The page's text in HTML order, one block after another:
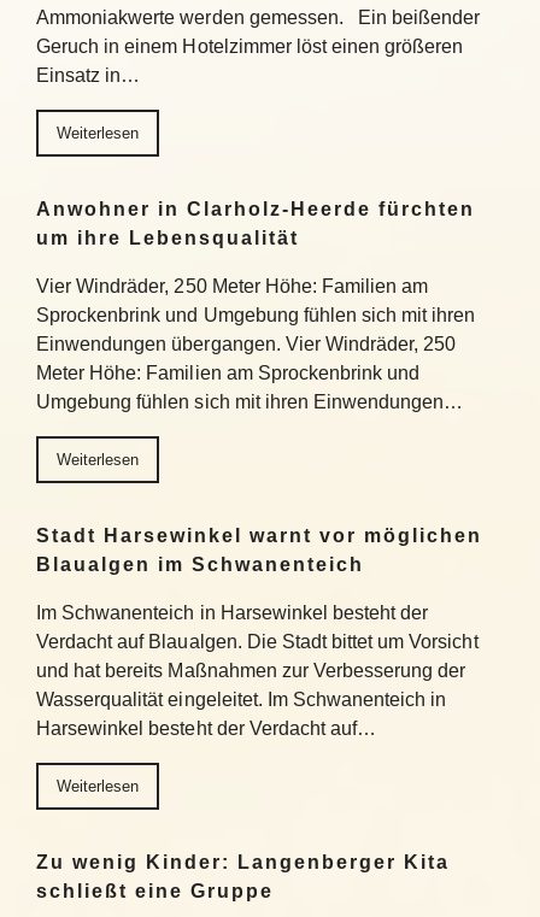
Ammoniakwerte werden gemessen. Ein beißender
Geruch in einem Hotelzimmer löst einen größeren
Einsatz in…
Weiterlesen
Anwohner in Clarholz-Heerde fürchten
um ihre Lebensqualität
Vier Windräder, 250 Meter Höhe: Familien am
Sprockenbrink und Umgebung fühlen sich mit ihren
Einwendungen übergangen. Vier Windräder, 250
Meter Höhe: Familien am Sprockenbrink und
Umgebung fühlen sich mit ihren Einwendungen…
Weiterlesen
Stadt Harsewinkel warnt vor möglichen
Blaualgen im Schwanenteich
Im Schwanenteich in Harsewinkel besteht der
Verdacht auf Blaualgen. Die Stadt bittet um Vorsicht
und hat bereits Maßnahmen zur Verbesserung der
Wasserqualität eingeleitet. Im Schwanenteich in
Harsewinkel besteht der Verdacht auf…
Weiterlesen
Zu wenig Kinder: Langenberger Kita
schließt eine Gruppe